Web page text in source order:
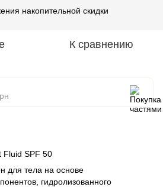
накопительной скидки
К сравнению
Fluid SPF 50
для тела на основе
гидролизованного